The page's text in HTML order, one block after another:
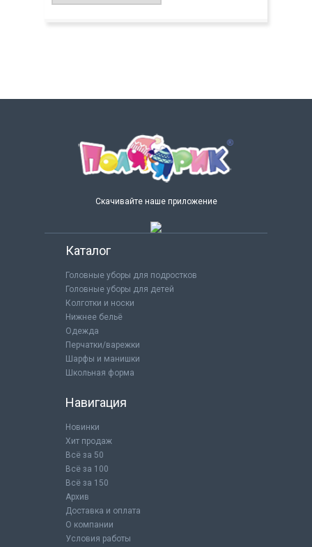
Скачивайте наше приложение
Каталог
Головные уборы для подростков
Головные уборы для детей
Колготки и носки
Нижнее бельё
Одежда
Перчатки/варежки
Шарфы и манишки
Школьная форма
Навигация
Новинки
Хит продаж
Всё за 50
Всё за 100
Всё за 150
Архив
Доставка и оплата
О компании
Условия работы